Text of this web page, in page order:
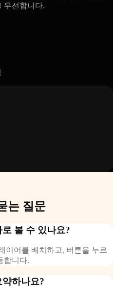
우선합니다.
는 질문
볼 수 있나요?
이어를 배치하고, 버튼을 누르
합니다.
하나요?